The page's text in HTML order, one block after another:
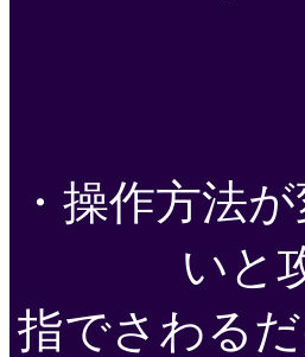
・操作方法
いと
指でさわる